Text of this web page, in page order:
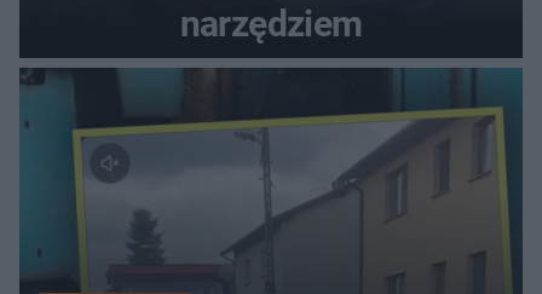
narzędziem